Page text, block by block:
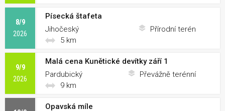
8/9
2026
Jihočeský
Písecká štafeta
Přírodní terén
5 km
9/9
2026
Pardubický
Malá cena Kunětické devítky září 1
Převážně terénní
9 km
Opavská míle